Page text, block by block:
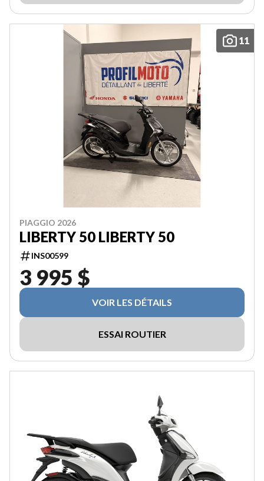
11
PIAGGIO 2026
LIBERTY 50 LIBERTY 50
INS00599
3 995 $
VOIR LES DÉTAILS
ESSAI ROUTIER